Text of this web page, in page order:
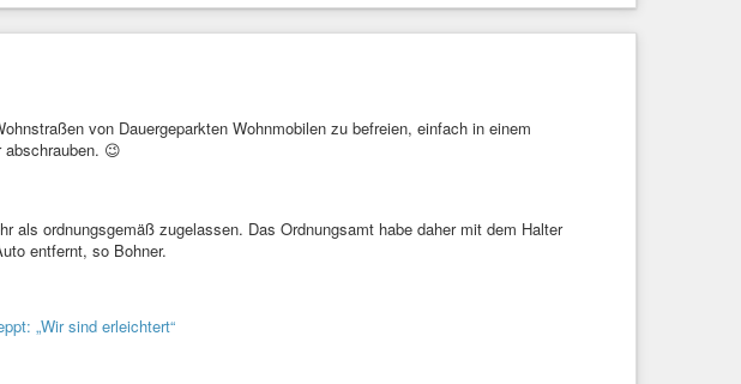
von Dauergeparkten Wohnmobilen zu befreien, einfach in einem
😉
als ordnungsgemäß zugelassen. Das Ordnungsamt habe daher mit dem Halter
entfernt, so Bohner.
„Wir sind erleichtert“